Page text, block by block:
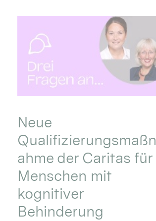
Neue
Qualifizierungsmaßn
ahme der Caritas für
Menschen mit
kognitiver
Behinderung